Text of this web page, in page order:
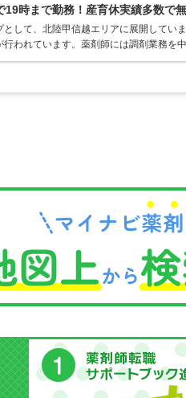
19時まで勤務！産育休実績多数で
として、北陸甲信越エリアに展開してい
行われています。薬剤師には調剤業務を